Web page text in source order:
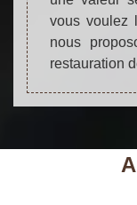
vous voulez
nous
restauration